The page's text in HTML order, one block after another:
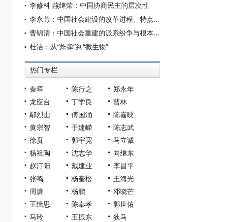
李修科 燕继荣：中国协商民主的层次性
李永芳：中国社会建设的改革进程、特点和经验
曹锦清：中国社会重建的派系纷争与根本出路
杜洁：从“炸弹”到“微生物”
热门专栏
秦晖 陈行之
郑永年
龙应台
丁学良
曹林
鄢烈山
傅国涌
陈嘉映
黄宗智
于建嵘
陈志武
徐贲
郭宇宽
马立诚
杨祖陶
沈志华
向继东
赵汀阳
戴建业
李昌平
张鸣
杨奎松
王海光
周濂
杨鹏
邓晓芒
王缉思
陈奉孝
郭世佑
马玲
王振东
狄马